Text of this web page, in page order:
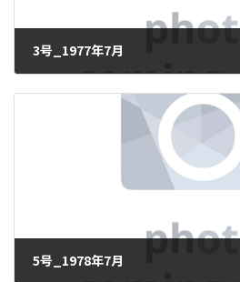
3号_1977年7月
2024年2月1日
5号_1978年7月